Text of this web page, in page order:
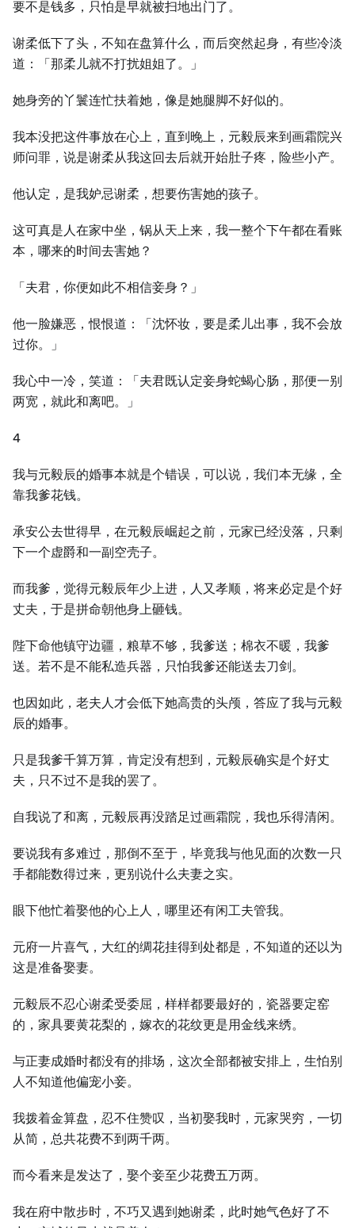
要不是钱多，只怕是早就被扫地出门了。
谢柔低下了头，不知在盘算什么，而后突然起身，有些冷淡
道：「那柔儿就不打扰姐姐了。」
她身旁的丫鬟连忙扶着她，像是她腿脚不好似的。
我本没把这件事放在心上，直到晚上，元毅辰来到画霜院兴
师问罪，说是谢柔从我这回去后就开始肚子疼，险些小产。
他认定，是我妒忌谢柔，想要伤害她的孩子。
这可真是人在家中坐，锅从天上来，我一整个下午都在看账
本，哪来的时间去害她？
「夫君，你便如此不相信妾身？」
他一脸嫌恶，恨恨道：「沈怀妆，要是柔儿出事，我不会放
过你。」
我心中一冷，笑道：「夫君既认定妾身蛇蝎心肠，那便一别
两宽，就此和离吧。」
4
我与元毅辰的婚事本就是个错误，可以说，我们本无缘，全
靠我爹花钱。
承安公去世得早，在元毅辰崛起之前，元家已经没落，只剩
下一个虚爵和一副空壳子。
而我爹，觉得元毅辰年少上进，人又孝顺，将来必定是个好
丈夫，于是拼命朝他身上砸钱。
陛下命他镇守边疆，粮草不够，我爹送；棉衣不暖，我爹
送。若不是不能私造兵器，只怕我爹还能送去刀剑。
也因如此，老夫人才会低下她高贵的头颅，答应了我与元毅
辰的婚事。
只是我爹千算万算，肯定没有想到，元毅辰确实是个好丈
夫，只不过不是我的罢了。
自我说了和离，元毅辰再没踏足过画霜院，我也乐得清闲。
要说我有多难过，那倒不至于，毕竟我与他见面的次数一只
手都能数得过来，更别说什么夫妻之实。
眼下他忙着娶他的心上人，哪里还有闲工夫管我。
元府一片喜气，大红的绸花挂得到处都是，不知道的还以为
这是准备娶妻。
元毅辰不忍心谢柔受委屈，样样都要最好的，瓷器要定窑
的，家具要黄花梨的，嫁衣的花纹更是用金线来绣。
与正妻成婚时都没有的排场，这次全部都被安排上，生怕别
人不知道他偏宠小妾。
我拨着金算盘，忍不住赞叹，当初娶我时，元家哭穷，一切
从简，总共花费不到两千两。
而今看来是发达了，娶个妾至少花费五万两。
我在府中散步时，不巧又遇到她谢柔，此时她气色好了不